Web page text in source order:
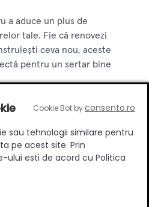
a aduce un plus de
tale. Fie că renovezi
ceva nou, aceste
pentru un sertar bine
o nota produsului
Cookie Bot byconsento.ro
sau tehnologii similare pentru
pe acest site. Prin
esti de acord cu Politica